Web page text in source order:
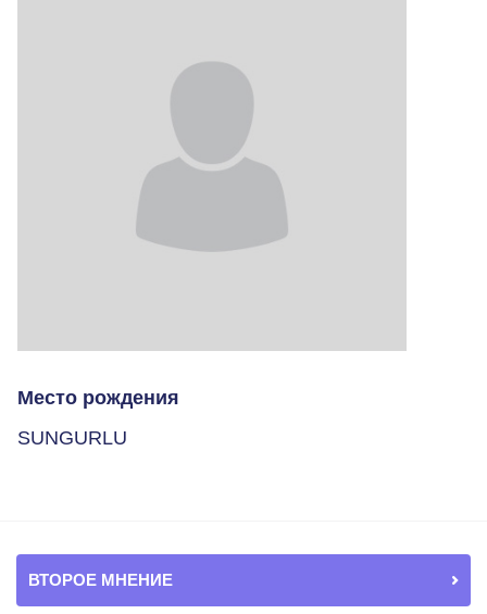
Место рождения
SUNGURLU
ВТОРОЕ МНЕНИЕ